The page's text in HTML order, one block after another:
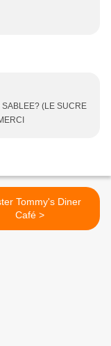
SABLEE? (LE SUCRE
Tommy's Diner
Café >